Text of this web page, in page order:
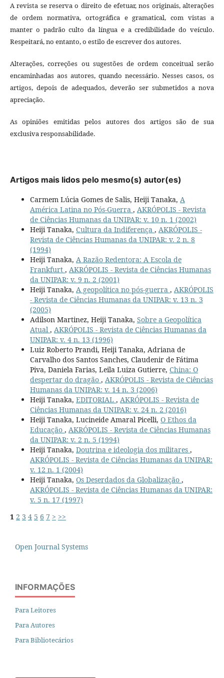
A revista se reserva o direito de efetuar, nos originais, alterações
de ordem normativa, ortográfica e gramatical, com vistas a
manter o padrão culto da língua e a credibilidade do veículo.
Respeitará, no entanto, o estilo de escrever dos autores.
Alterações, correções ou sugestões de ordem conceitual serão
encaminhadas aos autores, quando necessário. Nesses casos, os
artigos, depois de adequados, deverão ser submetidos a nova
apreciação.
As opiniões emitidas pelos autores dos artigos são de sua
exclusiva responsabilidade.
Artigos mais lidos pelo mesmo(s) autor(es)
Carmem Lúcia Gomes de Salis, Heiji Tanaka, A
América Latina no Pós-Guerra , AKRÓPOLIS - Revista
de Ciências Humanas da UNIPAR: v. 10 n. 1 (2002)
Heiji Tanaka, Cultura da Indiferença , AKRÓPOLIS -
Revista de Ciências Humanas da UNIPAR: v. 2 n. 8
(1994)
Heiji Tanaka, A Razão Redentora: A Escola de
Frankfurt , AKRÓPOLIS - Revista de Ciências Humanas
da UNIPAR: v. 9 n. 2 (2001)
Heiji Tanaka, A geopolítica no pós-guerra , AKRÓPOLIS
- Revista de Ciências Humanas da UNIPAR: v. 13 n. 3
(2005)
Adilson Martinez, Heiji Tanaka, Sobre a Geopolítica
Atual , AKRÓPOLIS - Revista de Ciências Humanas da
UNIPAR: v. 4 n. 13 (1996)
Luiz Roberto Prandi, Heiji Tanaka, Adriana de
Carvalho dos Santos Sanches, Claudenir de Fátima
Piva, Daniela Farias, Leila Luiza Gutierre, China: O
despertar do dragão , AKRÓPOLIS - Revista de Ciências
Humanas da UNIPAR: v. 14 n. 3 (2006)
Heiji Tanaka, EDITORIAL , AKRÓPOLIS - Revista de
Ciências Humanas da UNIPAR: v. 24 n. 2 (2016)
Heiji Tanaka, Lucineide Amaral Picelli, O Ethos da
Educação , AKRÓPOLIS - Revista de Ciências Humanas
da UNIPAR: v. 2 n. 5 (1994)
Heiji Tanaka, Doutrina e ideologia dos militares ,
AKRÓPOLIS - Revista de Ciências Humanas da UNIPAR:
v. 12 n. 1 (2004)
Heiji Tanaka, Os Deserdados da Globalização ,
AKRÓPOLIS - Revista de Ciências Humanas da UNIPAR:
v. 5 n. 17 (1997)
1 2 3 4 5 6 7 > >>
Open Journal Systems
INFORMAÇÕES
Para Leitores
Para Autores
Para Bibliotecários